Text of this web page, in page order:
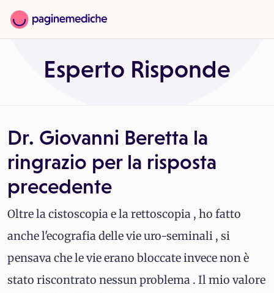
Esperto Risponde
Dr. Giovanni Beretta la
ringrazio per la risposta
precedente
Oltre la cistoscopia e la rettoscopia , ho fatto
anche l'ecografia delle vie uro-seminali , si
pensava che le vie erano bloccate invece non è
stato riscontrato nessun problema . Il mio valore